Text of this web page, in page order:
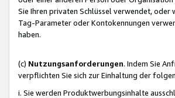
Sie Ihren privaten Schlüssel verwendet,
Tag-Parameter oder Kontokennungen
haben.
(c) Nutzungsanforderungen. Indem Sie
verpflichten Sie sich zur Einhaltung der
i. Sie werden Produktwerbungsinhalte